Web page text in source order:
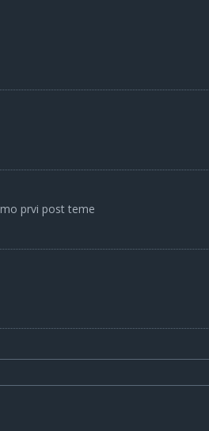
prvi post teme